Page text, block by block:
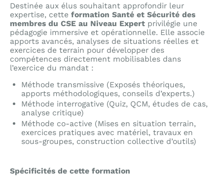
Destinée aux élus souhaitant approfondir leur
expertise, cette formation Santé et Sécurité des
membres du CSE au Niveau Expertprivilégie une
pédagogie immersive et opérationnelle. Elle associe
apports avancés, analyses de situations réelles et
exercices de terrain pour développer des
compétences directement mobilisables dans
l’exercice du mandat :
Méthode transmissive (Exposés théoriques,
apports méthodologiques, conseils d’experts.)
Méthode interrogative (Quiz, QCM, études de cas,
analyse critique)
Méthode co-active (Mises en situation terrain,
exercices pratiques avec matériel, travaux en
sous-groupes, construction collective d’outils)
Spécificités de cette formation